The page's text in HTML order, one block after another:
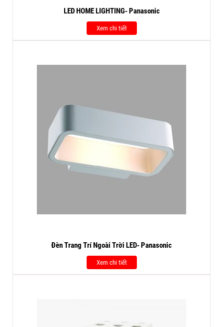
LED HOME LIGHTING- Panasonic
Xem chi tiết
Đèn Trang Trí Ngoài Trời LED- Panasonic
Xem chi tiết